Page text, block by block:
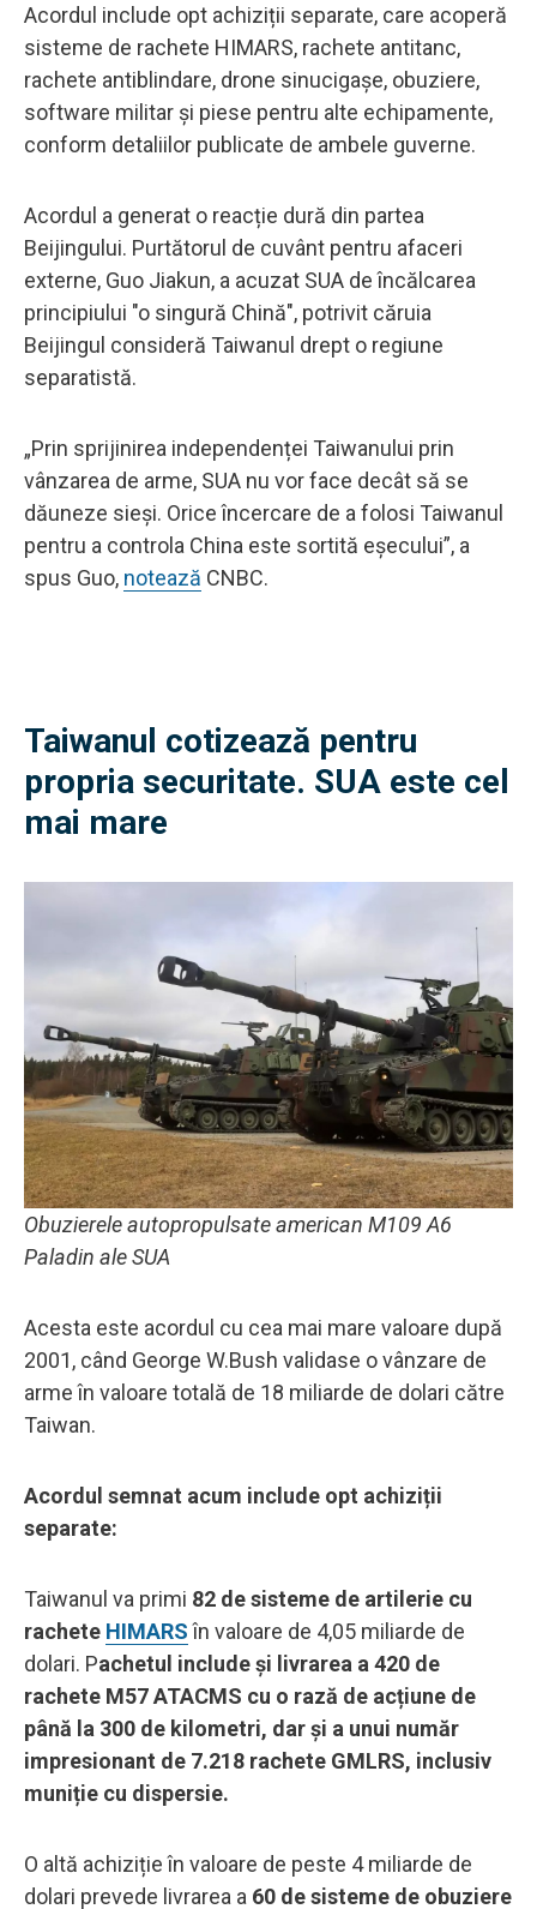
Acordul include opt achiziții separate, care acoperă
sisteme de rachete HIMARS, rachete antitanc,
rachete antiblindare, drone sinucigașe, obuziere,
software militar și piese pentru alte echipamente,
conform detaliilor publicate de ambele guverne.
Acordul a generat o reacție dură din partea
Beijingului. Purtătorul de cuvânt pentru afaceri
externe, Guo Jiakun, a acuzat SUA de încălcarea
principiului "o singură Chină", potrivit căruia
Beijingul consideră Taiwanul drept o regiune
separatistă.
„Prin sprijinirea independenței Taiwanului prin
vânzarea de arme, SUA nu vor face decât să se
dăuneze sieși. Orice încercare de a folosi Taiwanul
pentru a controla China este sortită eșecului”, a
spus Guo, notează CNBC.
Taiwanul cotizează pentru
propria securitate. SUA este cel
mai mare
Obuzierele autopropulsate american M109 A6
Paladin ale SUA
Acesta este acordul cu cea mai mare valoare după
2001, când George W.Bush validase o vânzare de
arme în valoare totală de 18 miliarde de dolari către
Taiwan.
Acordul semnat acum include opt achiziții
separate:
Taiwanul va primi 82 de sisteme de artilerie cu
rachete HIMARSîn valoare de 4,05 miliarde de
dolari. Pachetul include și livrarea a 420 de
rachete M57 ATACMS cu o rază de acțiune de
până la 300 de kilometri, dar și a unui număr
impresionant de 7.218 rachete GMLRS, inclusiv
muniție cu dispersie.
O altă achiziție în valoare de peste 4 miliarde de
dolari prevede livrarea a 60 de sisteme de obuziere